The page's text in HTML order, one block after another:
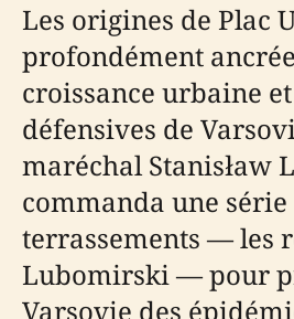
Les origines de Plac
profondément
croissance urbaine
défensives de
maréchal Stanisław
commanda une série
terrassements — les
Lubomirski — pour
Varsovie des